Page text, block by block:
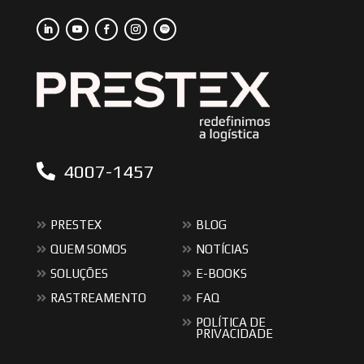
4007-1457
PRESTEX
QUEM SOMOS
SOLUÇÕES
RASTREAMENTO
BLOG
NOTÍCIAS
E-BOOKS
FAQ
POLÍTICA DE
PRIVACIDADE